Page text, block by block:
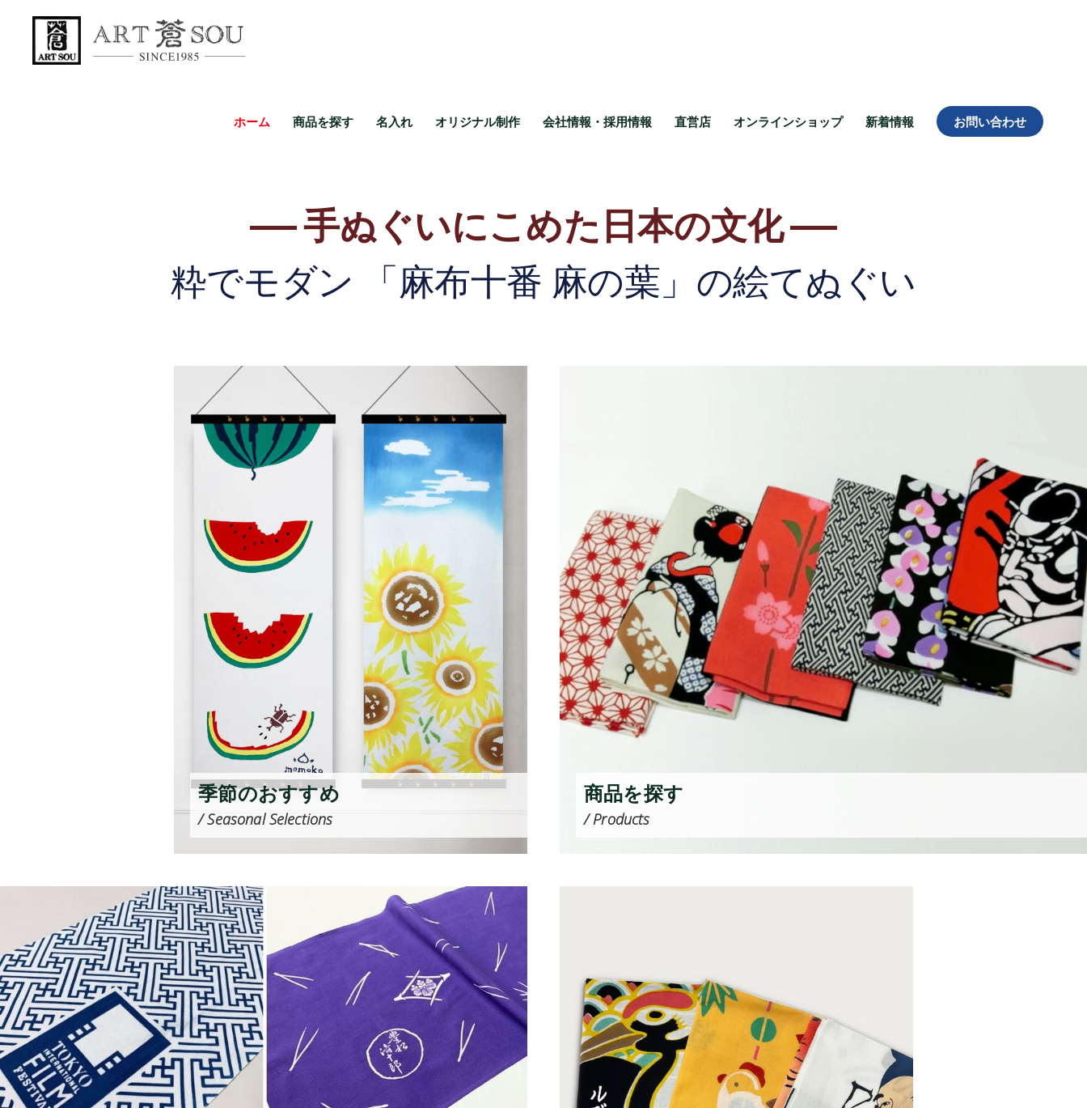
ホーム 商品を探す 名入れ オリジナル制作 会社情報・採用情報 直営店 オンラインショップ 新着情報 お問い合わせ
手ぬぐいにこめた 日本の文化
粋でモダン
「麻布十番 麻の葉」の絵てぬぐい
季節のおすすめ
/ Seasonal Selections
商品を探す
/ Products